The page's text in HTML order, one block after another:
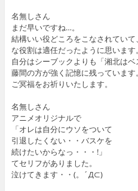
名無しさん
まだ早いですね…。
結構いい役どころをこなされてい
な役割は適任だったように思います。
自分はシーブックよりも「湘北は
藤間の方が強く記憶に残っています。
ご冥福をお祈りいたします。
名無しさん
アニメオリジナルで
「オレは自分にウソをついて
引退したくない・・バスケを
続けたいからなっ・・・!」
てセリフがありました。
泣けてきます・・(。´Д⊂)